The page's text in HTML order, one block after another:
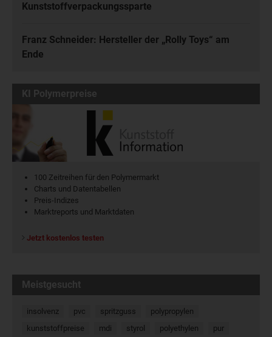
Kunststoffverpackungssparte
Franz Schneider: Hersteller der „Rolly Toys“ am
Ende
KI Polymerpreise
100 Zeitreihen für den Polymermarkt
Charts und Datentabellen
Preis-Indizes
Marktreports und Marktdaten
Jetzt kostenlos testen
Meistgesucht
insolvenz pvc spritzguss
polypropylen
kunststoffpreise
mdi styrol polyethylen
pur